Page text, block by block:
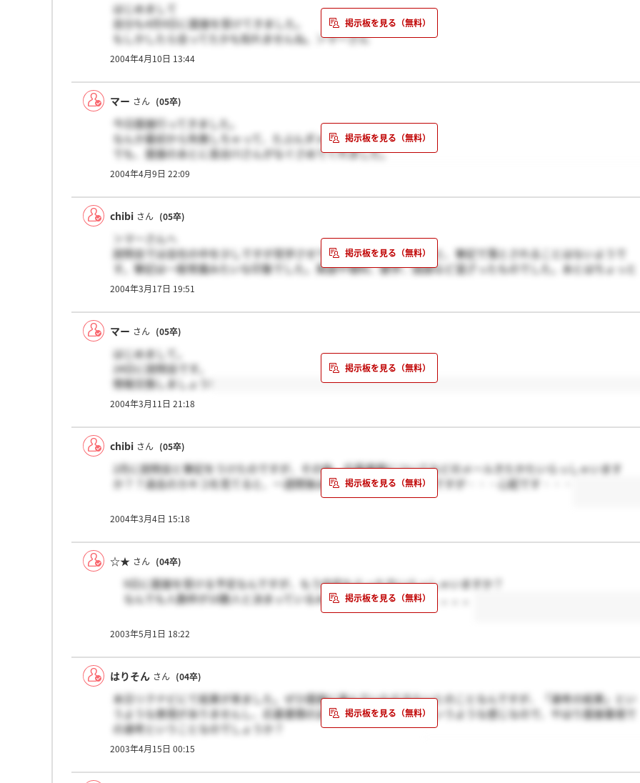
はじめまして
自分も4月9日に面接を受けてきました。
もしかしたら会ってたかも知れませんね。＞マーさん
そして、自分も「失敗した」という感じでした。
2004年4月10日 13:44
マー さん (05卒)
今日面接行ってきました。
なんか最初から失敗しちゃって、たぶんダメです。
でも、面接のあとに長谷川さんがなぐさめてくれました。
きっと、ほんとにいい会社ですよ！くやしいです！
2004年4月9日 22:09
chibi さん (05卒)
＞マーさんへ
説明会では会社の中を少しですが見学させてくれましたよー！！あと、筆記で落とされることはないようで
す。筆記は一般常識みたいな印象でした。英語や理科、数学、国語など混ざったものでした。あとはちょっと
したスキルテストもあります。情報処理技術者試験を真似た感じですがプログラムはなく問題数も少なかった
こないだぜひ応募してくださいとのメールがきたのでさっそく応募書類を送りました！！面接の日程メール待
ちです。お互いがんばりましょーね！！
2004年3月17日 19:51
マー さん (05卒)
はじめまして。
24日に説明会です。
情報交換しましょう!
2004年3月11日 21:18
chibi さん (05卒)
2月に説明会と筆記をうけたのですが、その後、応募書類についてなどのメールきたかたいらっしゃいます
か？？過去のカキコを見てると、一週間後ほどで連絡がきてるようですが・・・心配です・・・
2004年3月4日 15:18
☆★ さん (04卒)
9日に面接を受ける予定なんですが、もう内定もらった方いらっしゃいますか？
なんでも人数枠が10数人と決まっているみたいなので、不安です。。。。
2003年5月1日 18:22
はりそん さん (04卒)
本日リクナビにて結果が来ました。ぜひ面接に進んでいただきたいとのことなんですが、「選考の結果」とい
うような表現がありませんし、応募書類の送付をもって正式応募というような感じなので、やはり面接重視で
の選考ということなのでしょうか？
失礼なことですが筆記で漏れた方はいらっしゃるのでしょうか？
2003年4月15日 00:15